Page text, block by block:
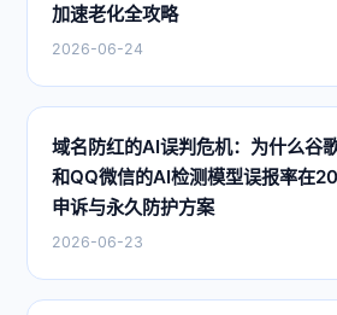
加速老化全攻略
2026-06-24
域名防红的AI误判危机：为什么谷
和QQ微信的AI检测模型误报率在
申诉与永久防护方案
2026-06-23